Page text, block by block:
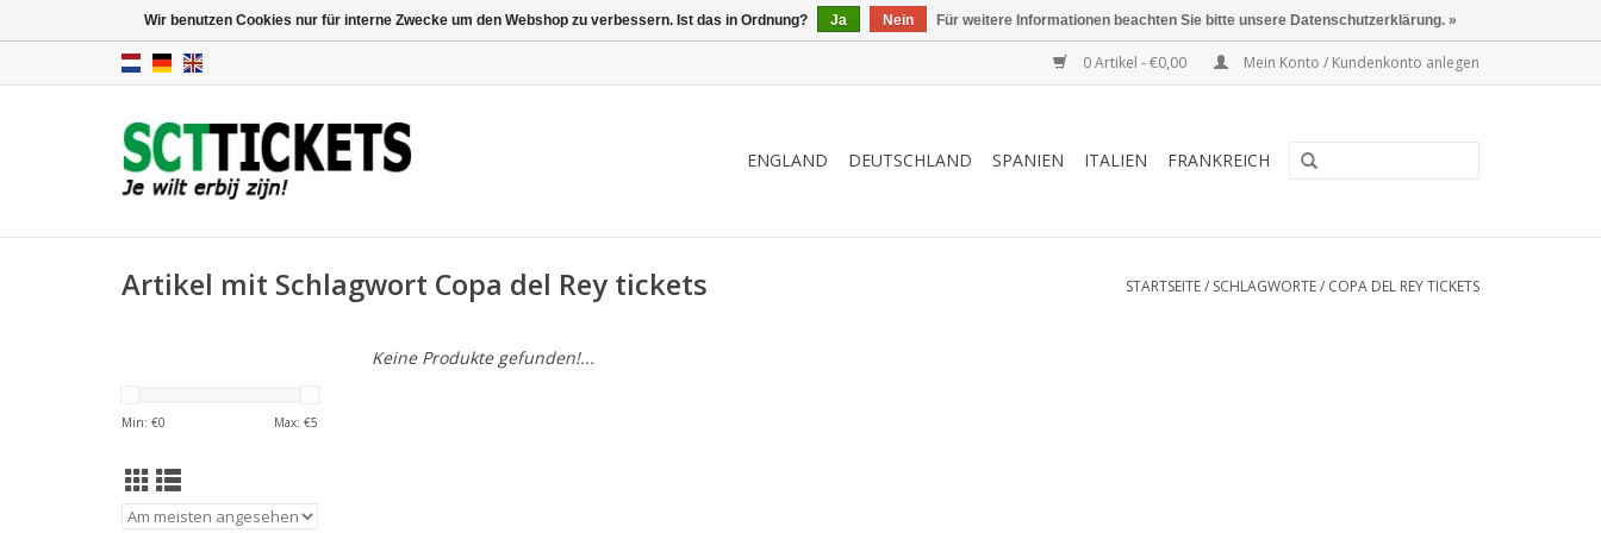
0 Artikel - €0,00 Mein Konto / Kundenkonto anlegen
ENGLAND DEUTSCHLAND SPANIEN ITALIEN FRANKREICH
Artikel mit Schlagwort Copa del Rey tickets STARTSEITE/ SCHLAGWORTE/ COPA DEL REY TICKETS
Min: €0 Max: €5
Keine Produkte gefunden!...
Wir benutzen Cookies nur für interne Zwecke um den Webshop zu verbessern. Ist das in Ordnung? Ja Nein Für weitere Informationen beachten Sie bitte unsere Datenschutzerklärung. »